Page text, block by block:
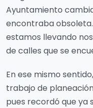
Ayuntamiento
encontraba obsoleta.
estamos llevando
de calles que se
En ese mismo
trabajo de
pues recordó que ya